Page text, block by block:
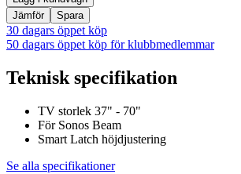
Jämför
Spara
30 dagars öppet köp
50 dagars öppet köp för klubbmedlemmar
Teknisk specifikation
TV storlek 37" - 70"
För Sonos Beam
Smart Latch höjdjustering
Se alla specifikationer